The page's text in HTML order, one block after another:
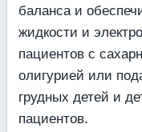
баланса и
жидкости и
пациентов с
олигурией или
грудных детей и
пациентов.